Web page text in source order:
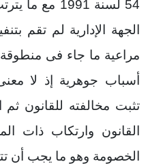
54 لسنة
الجهة الإدارية لم تقم
مراعية ما جاء فى
أسباب جوهرية إذ لا معنى
تثبت مخالفته للقانون
القانون وارتكاب ذات
الخصومة وهو ما يجب أن